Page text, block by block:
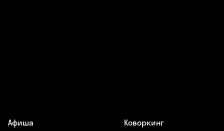
Афиша
Коворкинг